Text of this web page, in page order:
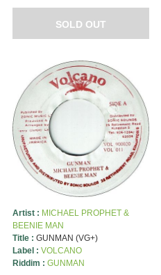
SOLD OUT
Artist : MICHAEL PROPHET &
BEENIE MAN
Title : GUNMAN (VG+)
Label : VOLCANO
Riddim : GUNMAN